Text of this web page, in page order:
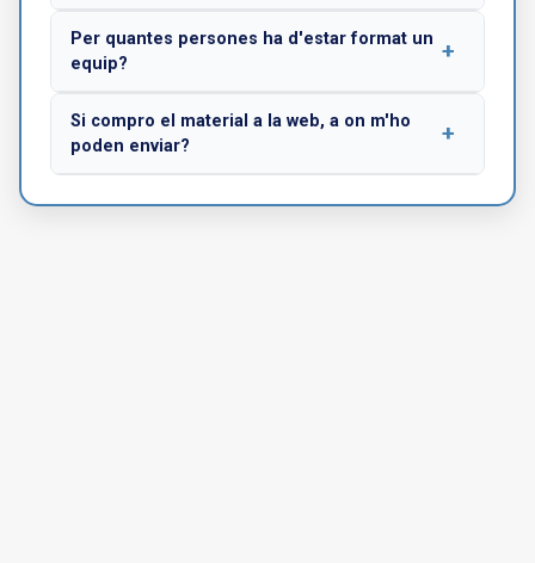
Per quantes persones ha d'estar format un
equip?
Si compro el material a la web, a on m'ho
poden enviar?